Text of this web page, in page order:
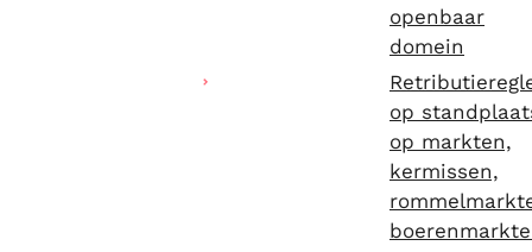
openbaar
domein
op
op markten,
kermissen,